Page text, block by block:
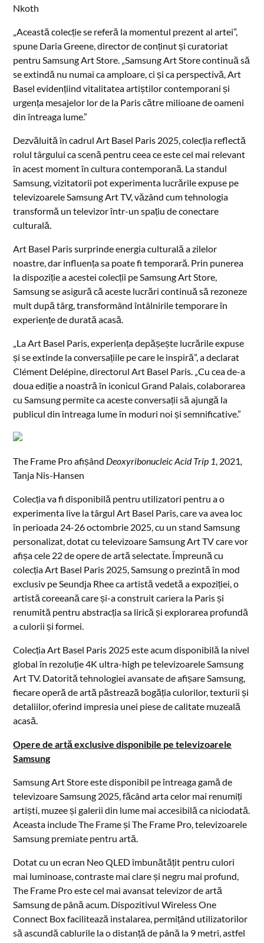
Nkoth
„Această colecție se referă la momentul prezent al artei”,
spune Daria Greene, director de conținut și curatoriat
pentru Samsung Art Store. „Samsung Art Store continuă să
se extindă nu numai ca amploare, ci și ca perspectivă, Art
Basel evidențiind vitalitatea artiștilor contemporani și
urgența mesajelor lor de la Paris către milioane de oameni
din întreaga lume.”
Dezvăluită în cadrul Art Basel Paris 2025, colecția reflectă
rolul târgului ca scenă pentru ceea ce este cel mai relevant
în acest moment în cultura contemporană. La standul
Samsung, vizitatorii pot experimenta lucrările expuse pe
televizoarele Samsung Art TV, văzând cum tehnologia
transformă un televizor într-un spațiu de conectare
culturală.
Art Basel Paris surprinde energia culturală a zilelor
noastre, dar influența sa poate fi temporară. Prin punerea
la dispoziție a acestei colecții pe Samsung Art Store,
Samsung se asigură că aceste lucrări continuă să rezoneze
mult după târg, transformând întâlnirile temporare în
experiențe de durată acasă.
„La Art Basel Paris, experiența depășește lucrările expuse
și se extinde la conversațiile pe care le inspiră”, a declarat
Clément Delépine, directorul Art Basel Paris. „Cu cea de-a
doua ediție a noastră în iconicul Grand Palais, colaborarea
cu Samsung permite ca aceste conversații să ajungă la
publicul din întreaga lume în moduri noi și semnificative.”
The Frame Pro afișând Deoxyribonucleic Acid Trip 1, 2021,
Tanja Nis-Hansen
Colecția va fi disponibilă pentru utilizatori pentru a o
experimenta live la târgul Art Basel Paris, care va avea loc
în perioada 24-26 octombrie 2025, cu un stand Samsung
personalizat, dotat cu televizoare Samsung Art TV care vor
afișa cele 22 de opere de artă selectate. Împreună cu
colecția Art Basel Paris 2025, Samsung o prezintă în mod
exclusiv pe Seundja Rhee ca artistă vedetă a expoziției, o
artistă coreeană care și-a construit cariera la Paris și
renumită pentru abstracția sa lirică și explorarea profundă
a culorii și formei.
Colecția Art Basel Paris 2025 este acum disponibilă la nivel
global în rezoluție 4K ultra-high pe televizoarele Samsung
Art TV. Datorită tehnologiei avansate de afișare Samsung,
fiecare operă de artă păstrează bogăția culorilor, texturii și
detaliilor, oferind impresia unei piese de calitate muzeală
acasă.
Opere de artă exclusive disponibile pe televizoarele
Samsung
Samsung Art Store este disponibil pe întreaga gamă de
televizoare Samsung 2025, făcând arta celor mai renumiți
artiști, muzee și galerii din lume mai accesibilă ca niciodată.
Aceasta include The Frame și The Frame Pro, televizoarele
Samsung premiate pentru artă.
Dotat cu un ecran Neo QLED îmbunătățit pentru culori
mai luminoase, contraste mai clare și negru mai profund,
The Frame Pro este cel mai avansat televizor de artă
Samsung de până acum. Dispozitivul Wireless One
Connect Box facilitează instalarea, permițând utilizatorilor
să ascundă cablurile la o distanță de până la 9 metri, astfel